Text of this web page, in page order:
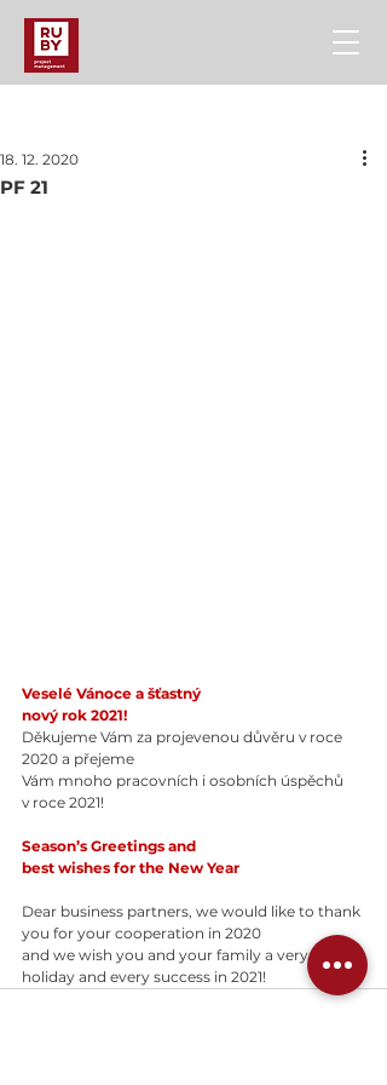
PF 21
18. 12. 2020
Veselé Vánoce a šťastný
nový rok 2021!
Děkujeme Vám za projevenou důvěru v roce
2020 a přejeme
Vám mnoho pracovních i osobních úspěchů
v roce 2021!
Season’s Greetings and
best wishes for the New Year
Dear business partners, we would like to thank
you for your cooperation in 2020
and we wish you and your family a very happy
holiday and every success in 2021!